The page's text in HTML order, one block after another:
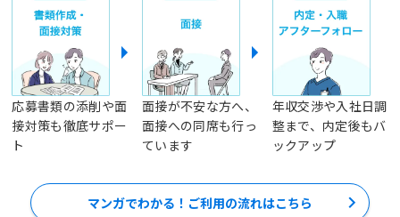
応募書類の添削や面
接対策も徹底サポー
ト
面接が不安な方へ、
面接への同席も行っ
ています
年収交渉や入社日調
整まで、内定後もバ
ックアップ
マンガでわかる！ご利用の流れはこちら